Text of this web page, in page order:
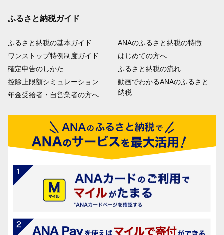
ふるさと納税ガイド
ふるさと納税の基本ガイド
ワンストップ特例制度ガイド
確定申告のしかた
控除上限額シミュレーション
年金受給者・自営業者の方へ
ANAのふるさと納税の特徴
はじめての方へ
ふるさと納税の流れ
動画でわかるANAのふるさと
納税